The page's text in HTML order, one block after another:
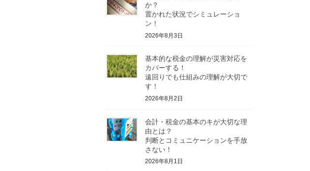
か？
置かれた状況でシミュレーショ
ン！
2026年8月3日
基本的な税金の理解が災害対応を
カバーする！
遠回りでも仕組みの理解が大切で
す！
2026年8月2日
会計・税金の基本のキが大切な理
由とは？
判断とコミュニケーションを手放
さない！
2026年8月1日